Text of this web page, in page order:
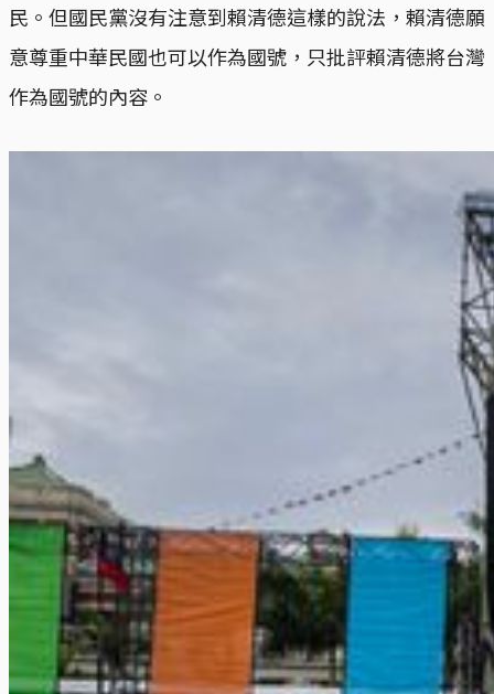
民。但國民黨沒有注意到賴清德這樣的說法，賴清德願
意尊重中華民國也可以作為國號，只批評賴清德將台灣
作為國號的內容。